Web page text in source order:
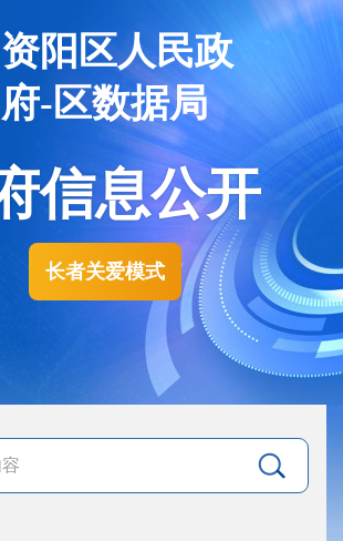
资阳区人民政
府-区数据局
信息公开
长者关爱模式